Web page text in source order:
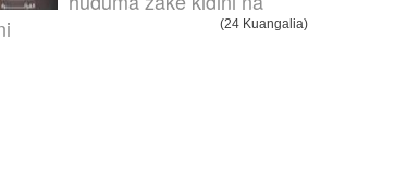
(24 Kuangalia)